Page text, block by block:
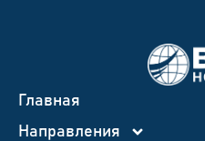
Главная
Направления